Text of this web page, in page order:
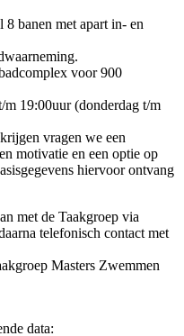
banen met apart in- en
voor 900
19:00uur (donderdag t/m
vragen we een
motivatie en een optie op
hiervoor ontvang
met de Taakgroep via
telefonisch contact met
Masters Zwemmen
data: